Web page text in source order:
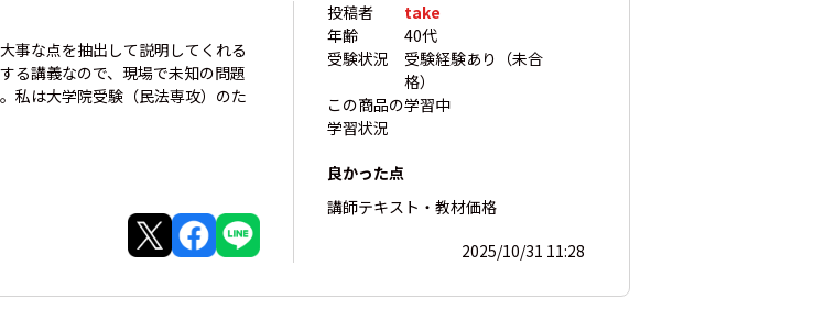
事な点を抽出して説明してくれる
る講義なので、現場で未知の問題
私は大学院受験（民法専攻）のた
投稿者
take
年齢
40代
受験状況
受験経験あり（未合
格）
この商品の
学習状況
学習中
良かった点
講師テキスト・教材価格
2025/10/31 11:28